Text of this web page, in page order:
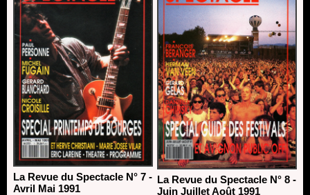
La Revue du Spectacle N° 7 -
Avril Mai 1991
La Revue du Spectacle N° 8 -
Juin Juillet Août 1991